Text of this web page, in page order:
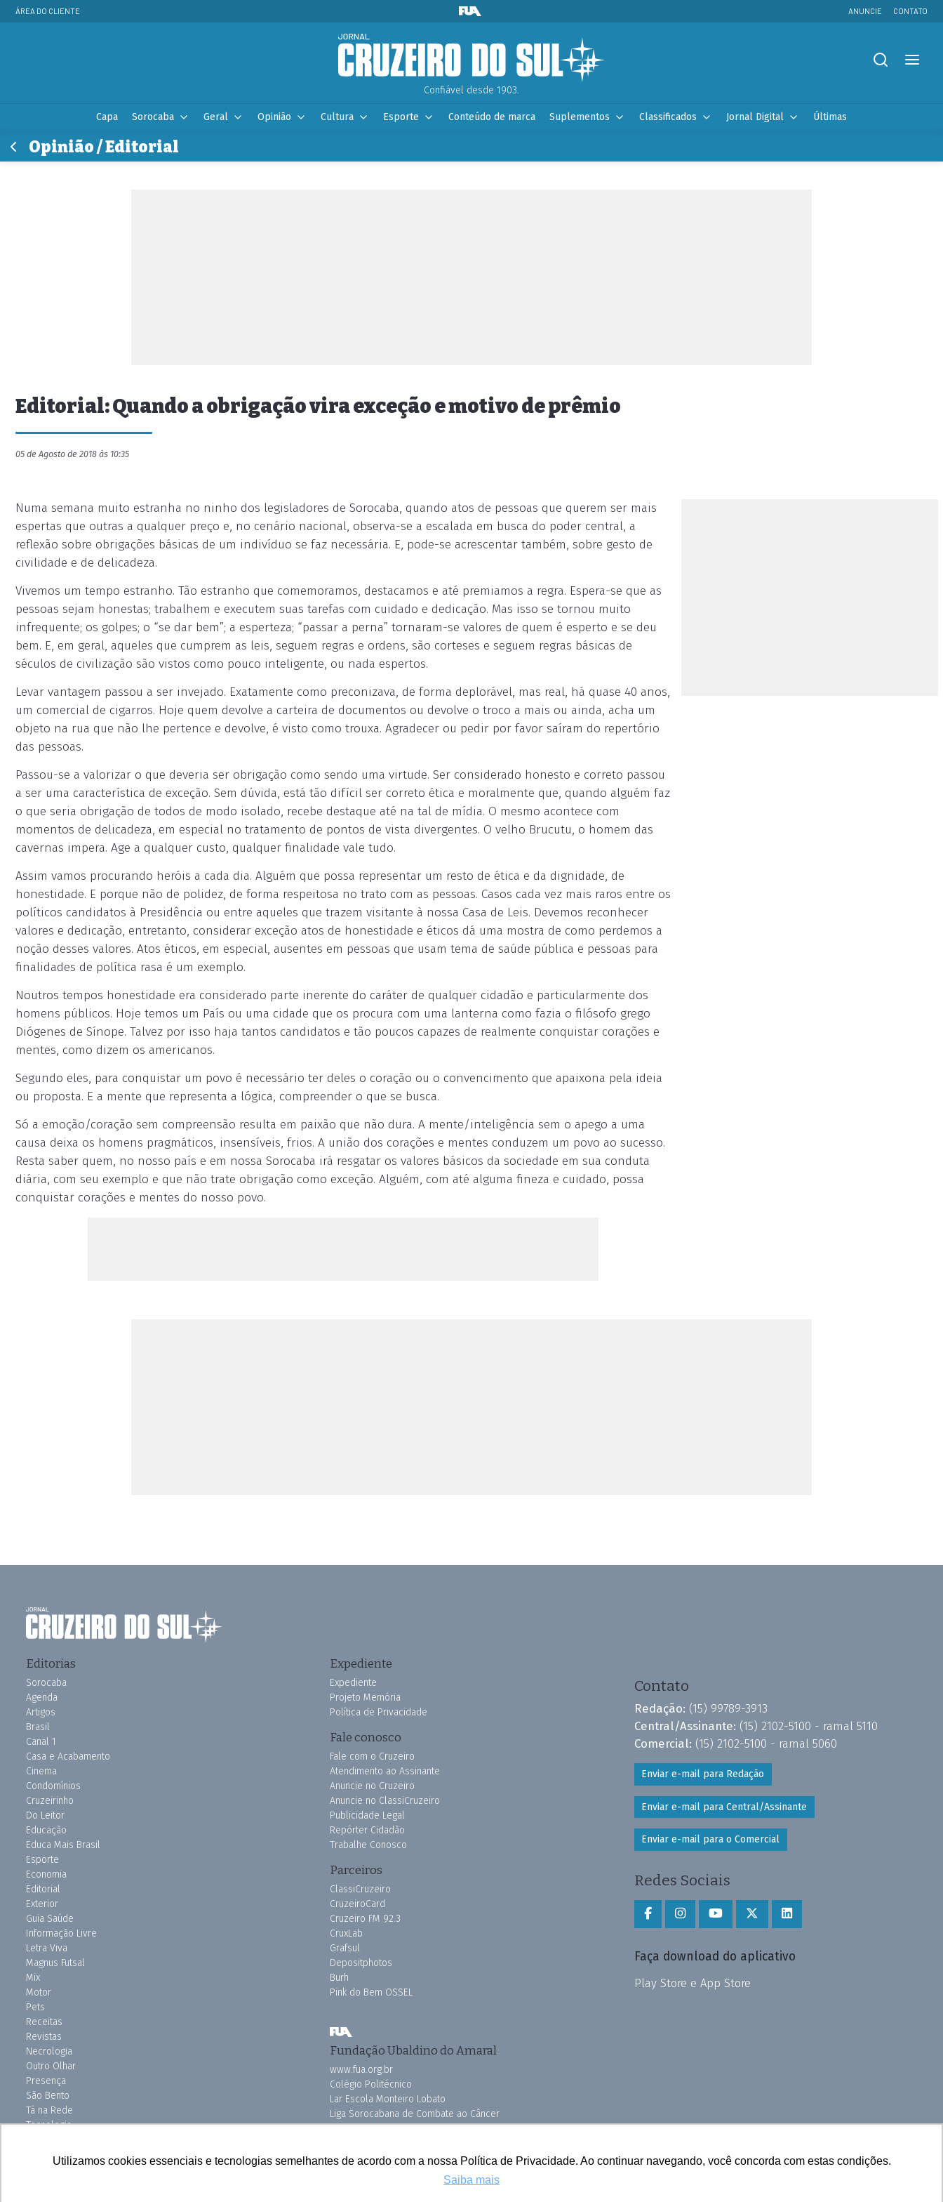
Utilizamos cookies essenciais e tecnologias semelhantes de acordo com a nossa Política de Privacidade. Ao continuar navegando, você concorda com estas condições.
Saiba mais
ÁREA DO CLIENTE ANUNCIE CONTATO
Confiável desde 1903.
Capa Sorocaba Geral Opinião Cultura Esporte Conteúdo de marca Suplementos Classificados Jornal Digital Últimas
Opinião / Editorial
Editorial: Quando a obrigação vira exceção e motivo de prêmio
05 de Agosto de 2018 às 10:35
Numa semana muito estranha no ninho dos legisladores de Sorocaba, quando atos de pessoas que querem ser mais
espertas que outras a qualquer preço e, no cenário nacional, observa-se a escalada em busca do poder central, a
reflexão sobre obrigações básicas de um indivíduo se faz necessária. E, pode-se acrescentar também, sobre gesto de
civilidade e de delicadeza.
Vivemos um tempo estranho. Tão estranho que comemoramos, destacamos e até premiamos a regra. Espera-se que as
pessoas sejam honestas; trabalhem e executem suas tarefas com cuidado e dedicação. Mas isso se tornou muito
infrequente; os golpes; o “se dar bem”; a esperteza; “passar a perna” tornaram-se valores de quem é esperto e se deu
bem. E, em geral, aqueles que cumprem as leis, seguem regras e ordens, são corteses e seguem regras básicas de
séculos de civilização são vistos como pouco inteligente, ou nada espertos.
Levar vantagem passou a ser invejado. Exatamente como preconizava, de forma deplorável, mas real, há quase 40 anos,
um comercial de cigarros. Hoje quem devolve a carteira de documentos ou devolve o troco a mais ou ainda, acha um
objeto na rua que não lhe pertence e devolve, é visto como trouxa. Agradecer ou pedir por favor saíram do repertório
das pessoas.
Passou-se a valorizar o que deveria ser obrigação como sendo uma virtude. Ser considerado honesto e correto passou
a ser uma característica de exceção. Sem dúvida, está tão difícil ser correto ética e moralmente que, quando alguém faz
o que seria obrigação de todos de modo isolado, recebe destaque até na tal de mídia. O mesmo acontece com
momentos de delicadeza, em especial no tratamento de pontos de vista divergentes. O velho Brucutu, o homem das
cavernas impera. Age a qualquer custo, qualquer finalidade vale tudo.
Assim vamos procurando heróis a cada dia. Alguém que possa representar um resto de ética e da dignidade, de
honestidade. E porque não de polidez, de forma respeitosa no trato com as pessoas. Casos cada vez mais raros entre os
políticos candidatos à Presidência ou entre aqueles que trazem visitante à nossa Casa de Leis. Devemos reconhecer
valores e dedicação, entretanto, considerar exceção atos de honestidade e éticos dá uma mostra de como perdemos a
noção desses valores. Atos éticos, em especial, ausentes em pessoas que usam tema de saúde pública e pessoas para
finalidades de política rasa é um exemplo.
Noutros tempos honestidade era considerado parte inerente do caráter de qualquer cidadão e particularmente dos
homens públicos. Hoje temos um País ou uma cidade que os procura com uma lanterna como fazia o filósofo grego
Diógenes de Sínope. Talvez por isso haja tantos candidatos e tão poucos capazes de realmente conquistar corações e
mentes, como dizem os americanos.
Segundo eles, para conquistar um povo é necessário ter deles o coração ou o convencimento que apaixona pela ideia
ou proposta. E a mente que representa a lógica, compreender o que se busca.
Só a emoção/coração sem compreensão resulta em paixão que não dura. A mente/inteligência sem o apego a uma
causa deixa os homens pragmáticos, insensíveis, frios. A união dos corações e mentes conduzem um povo ao sucesso.
Resta saber quem, no nosso país e em nossa Sorocaba irá resgatar os valores básicos da sociedade em sua conduta
diária, com seu exemplo e que não trate obrigação como exceção. Alguém, com até alguma fineza e cuidado, possa
conquistar corações e mentes do nosso povo.
Editorias
Sorocaba
Agenda
Artigos
Brasil
Canal 1
Casa e Acabamento
Cinema
Condomínios
Cruzeirinho
Do Leitor
Educação
Educa Mais Brasil
Esporte
Economia
Editorial
Exterior
Guia Saúde
Informação Livre
Letra Viva
Magnus Futsal
Mix
Motor
Pets
Receitas
Revistas
Necrologia
Outro Olhar
Presença
São Bento
Tá na Rede
Tecnologia
Uniso Ciência
Expediente
Expediente
Projeto Memória
Política de Privacidade
Fale conosco
Fale com o Cruzeiro
Atendimento ao Assinante
Anuncie no Cruzeiro
Anuncie no ClassiCruzeiro
Publicidade Legal
Repórter Cidadão
Trabalhe Conosco
Parceiros
ClassiCruzeiro
CruzeiroCard
Cruzeiro FM 92.3
CruxLab
Grafsul
Depositphotos
Burh
Pink do Bem OSSEL
Fundação Ubaldino do Amaral
www.fua.org.br
Colégio Politécnico
Lar Escola Monteiro Lobato
Liga Sorocabana de Combate ao Câncer
Vila dos Velhinhos
Contato
Redação: (15) 99789-3913
Central/Assinante: (15) 2102-5100 - ramal 5110
Comercial: (15) 2102-5100 - ramal 5060
Enviar e-mail para Redação
Enviar e-mail para Central/Assinante
Enviar e-mail para o Comercial
Redes Sociais
Faça download do aplicativo
Play Store e App Store